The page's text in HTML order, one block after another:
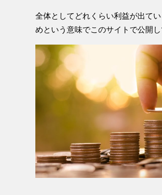
全体としてどれくらい利益が出て
めという意味でこのサイトで公開し